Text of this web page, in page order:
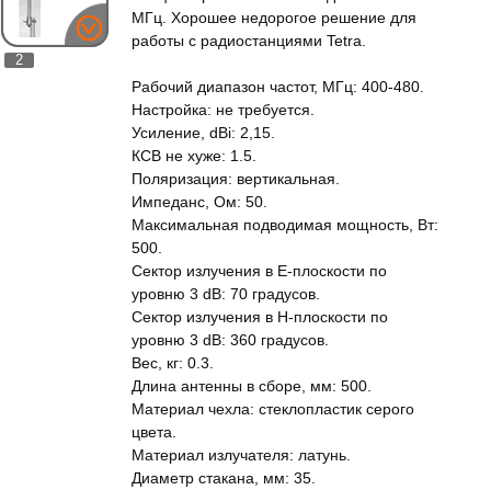
2
МГц. Хорошее недорогое решение для
работы с радиостанциями Tetra.
Рабочий диапазон частот, МГц: 400-480.
Настройка: не требуется.
Усиление, dBi: 2,15.
КСВ не хуже: 1.5.
Поляризация: вертикальная.
Импеданс, Ом: 50.
Максимальная подводимая мощность, Вт:
500.
Сектор излучения в E-плоскости по
уровню 3 dB: 70 градусов.
Сектор излучения в H-плоскости по
уровню 3 dB: 360 градусов.
Вес, кг: 0.3.
Длина антенны в сборе, мм: 500.
Материал чехла: стеклопластик серого
цвета.
Материал излучателя: латунь.
Диаметр стакана, мм: 35.